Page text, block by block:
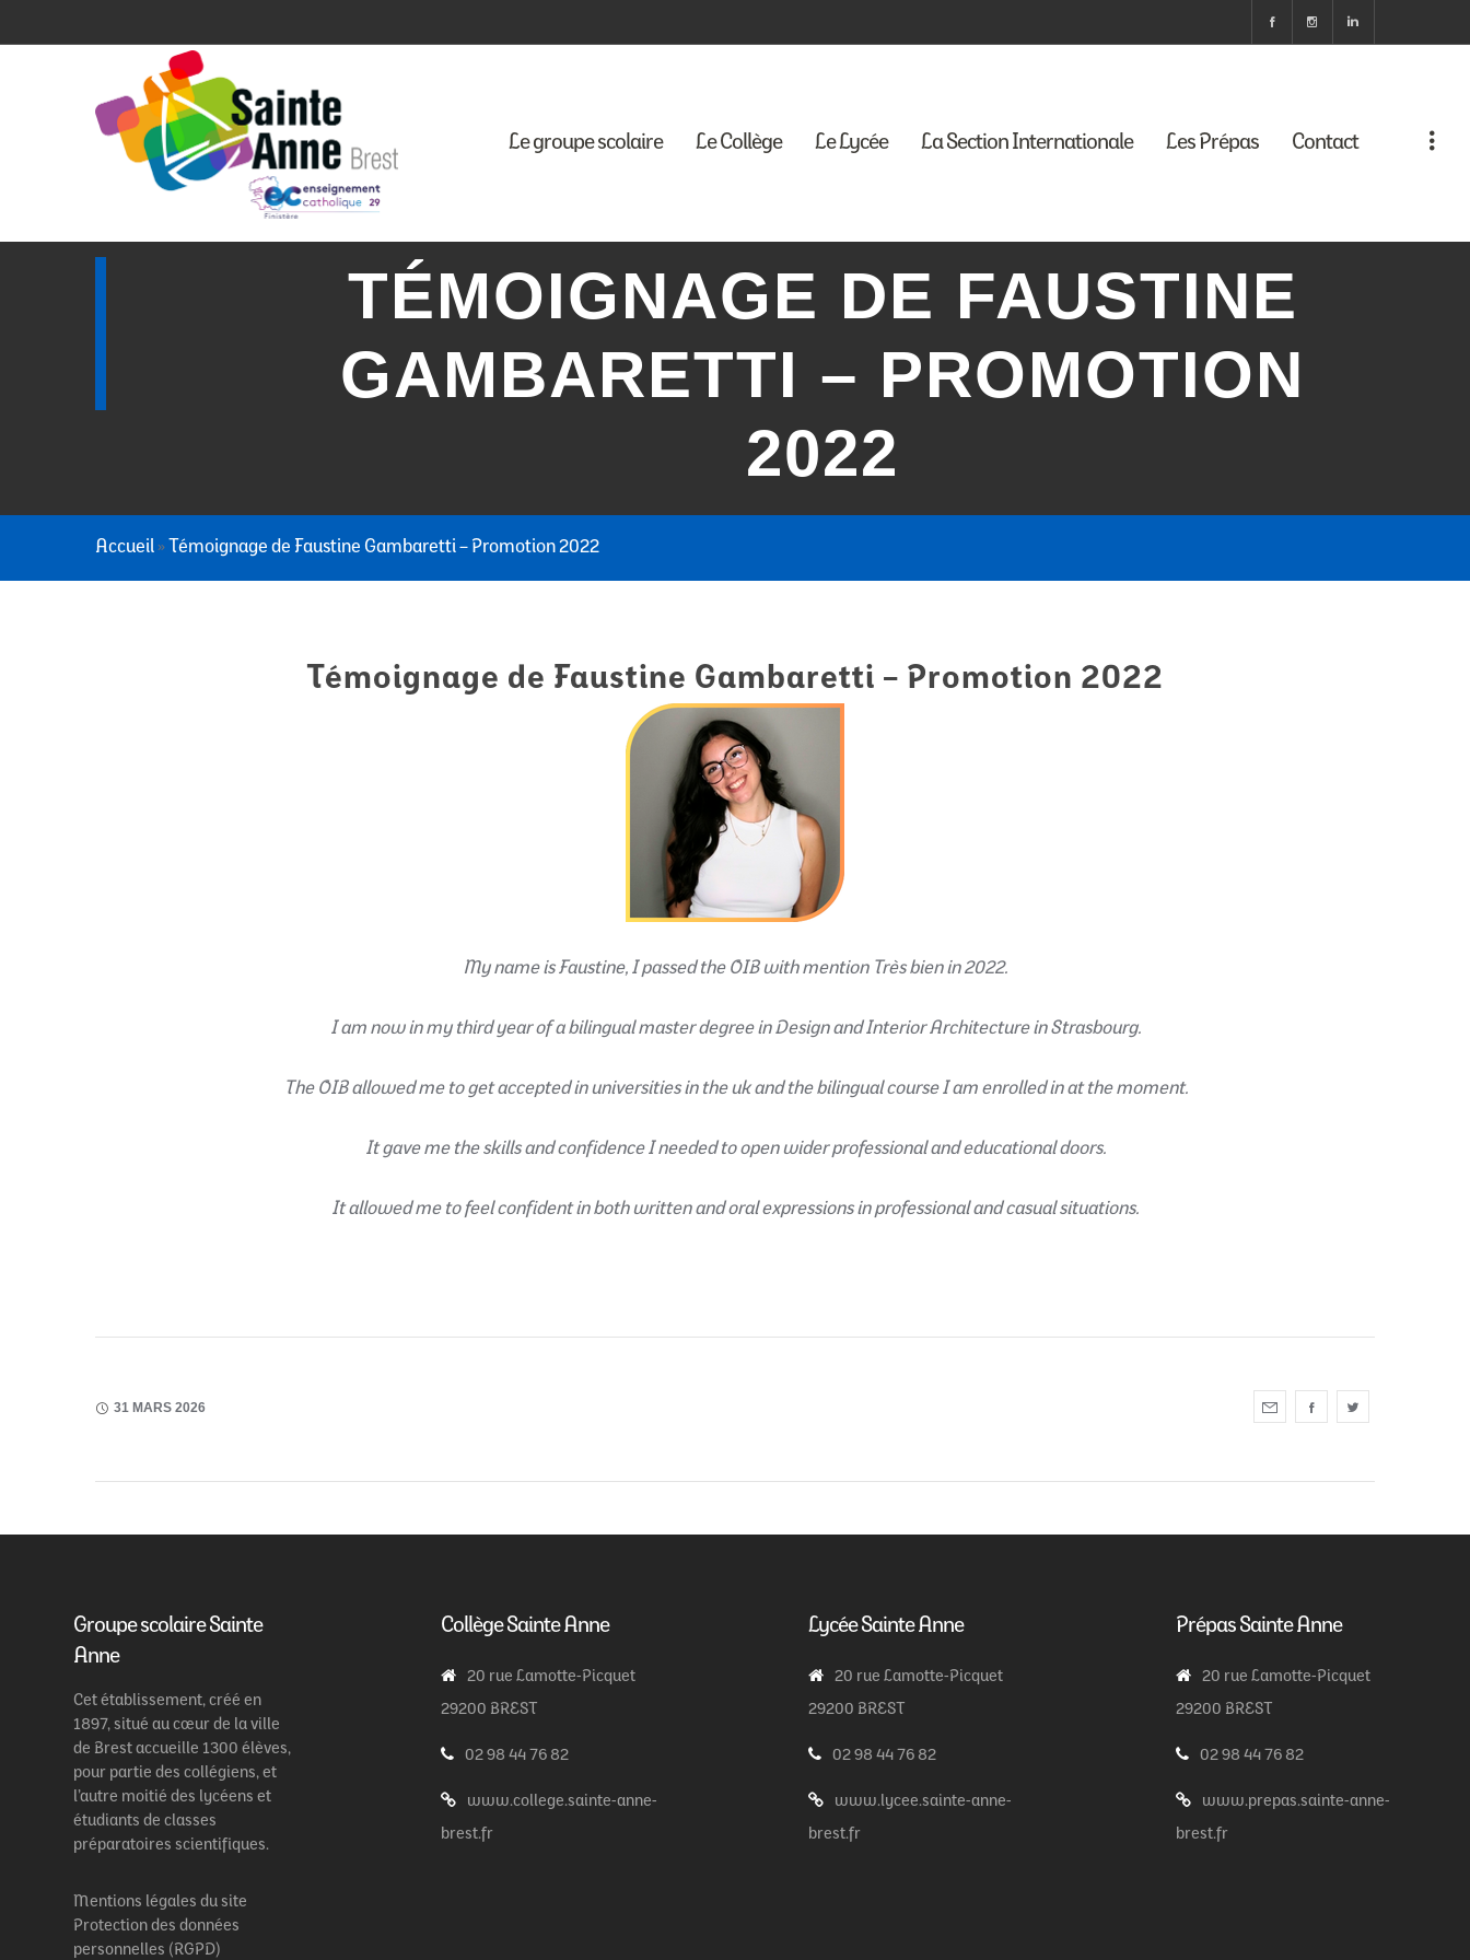
Le groupe scolaire Le Collège Le Lycée La Section Internationale Les Prépas Contact
TÉMOIGNAGE DE FAUSTINE
GAMBARETTI – PROMOTION
2022
Accueil» Témoignage de Faustine Gambaretti – Promotion 2022
Témoignage de Faustine Gambaretti – Promotion 2022
My name is Faustine, I passed the OIB with mention Très bien in 2022.
I am now in my third year of a bilingual master degree in Design and Interior Architecture in Strasbourg.
The OIB allowed me to get accepted in universities in the uk and the bilingual course I am enrolled in at the moment.
It gave me the skills and confidence I needed to open wider professional and educational doors.
It allowed me to feel confident in both written and oral expressions in professional and casual situations.
31 MARS 2026
Groupe scolaire Sainte
Anne
Cet établissement, créé en
1897, situé au cœur de la ville
de Brest accueille 1300 élèves,
pour partie des collégiens, et
l’autre moitié des lycéens et
étudiants de classes
préparatoires scientifiques.
Mentions légales du site
Protection des données
personnelles (RGPD)
Collège Sainte Anne
20 rue Lamotte-Picquet
29200 BREST
02 98 44 76 82
www.college.sainte-anne-
brest.fr
Lycée Sainte Anne
20 rue Lamotte-Picquet
29200 BREST
02 98 44 76 82
www.lycee.sainte-anne-
brest.fr
Prépas Sainte Anne
20 rue Lamotte-Picquet
29200 BREST
02 98 44 76 82
www.prepas.sainte-anne-
brest.fr